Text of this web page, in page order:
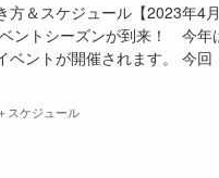
方＆スケジュール【2023年4月
ントシーズンが到来！ 今年
ベントが開催されます。 今回
スケジュール